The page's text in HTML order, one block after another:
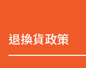
退換貨政策